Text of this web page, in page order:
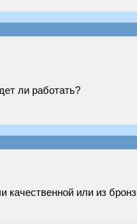
ли работать?
качественной или из